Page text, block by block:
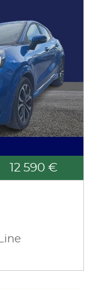
12 590 €